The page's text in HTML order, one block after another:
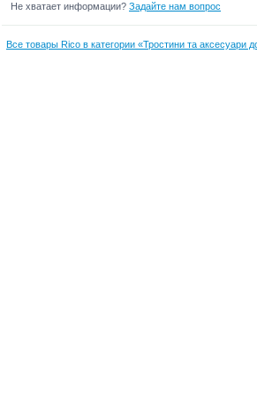
Не хватает информации? Задайте нам вопрос
Все товары Rico в категории «Тростини та аксесуари